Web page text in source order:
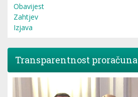
Obavijest
Zahtjev
Izjava
Transparentnost proračuna